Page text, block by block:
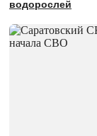
водорослей